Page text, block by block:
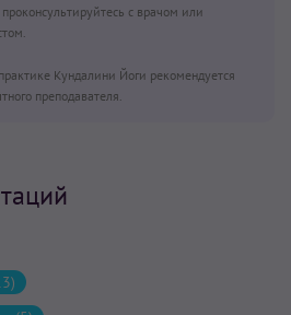
с врачом или
Кундалини Йоги рекомендуется
преподавателя.